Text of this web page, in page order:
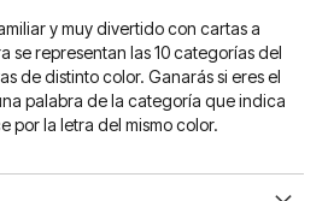
y muy divertido con cartas a
se representan las 10 categorías del
de distinto color. Ganarás si eres el
palabra de la categoría que indica
por la letra del mismo color.